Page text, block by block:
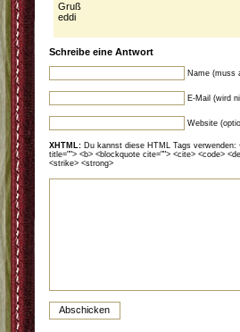
Gruß
eddi
Schreibe eine Antwort
Name (muss
E-Mail (wird
Website
XHTML: Du kannst diese HTML Tags verwenden:
title=""> <b> <blockquote cite=""> <cite> <code>
<strike> <strong>